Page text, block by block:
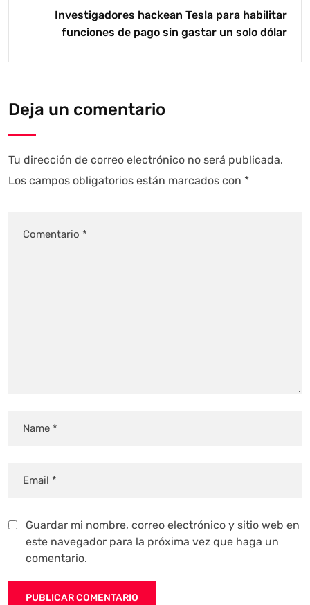
Investigadores hackean Tesla para habilitar
funciones de pago sin gastar un solo dólar
Deja un comentario
Tu dirección de correo electrónico no será publicada.
Los campos obligatorios están marcados con *
Guardar mi nombre, correo electrónico y sitio web en
este navegador para la próxima vez que haga un
comentario.